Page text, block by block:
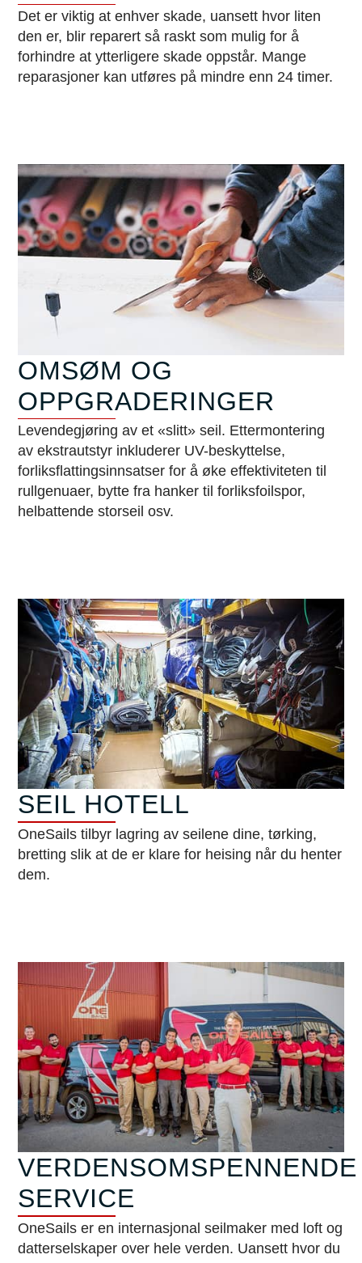
Det er viktig at enhver skade, uansett hvor liten
den er, blir reparert så raskt som mulig for å
forhindre at ytterligere skade oppstår. Mange
reparasjoner kan utføres på mindre enn 24 timer.
OMSØM OG
OPPGRADERINGER
Levendegjøring av et «slitt» seil. Ettermontering
av ekstrautstyr inkluderer UV-beskyttelse,
forliksflattingsinnsatser for å øke effektiviteten til
rullgenuaer, bytte fra hanker til forliksfoilspor,
helbattende storseil osv.
SEIL HOTELL
OneSails tilbyr lagring av seilene dine, tørking,
bretting slik at de er klare for heising når du henter
dem.
VERDENSOMSPENNENDE
SERVICE
OneSails er en internasjonal seilmaker med loft og
datterselskaper over hele verden. Uansett hvor du